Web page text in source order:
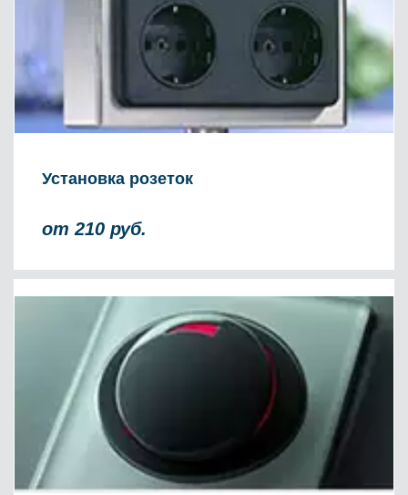
Установка розеток
от 210 руб.